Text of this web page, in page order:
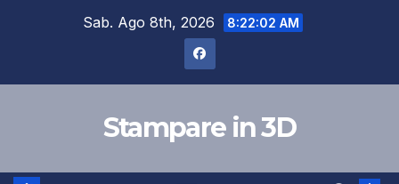
Sab. Ago 8th, 2026 8:22:03 AM
Stampare in 3D